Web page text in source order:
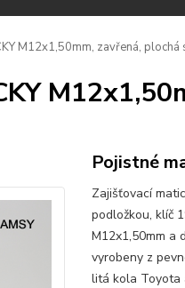
M12x1,50mm, zavřená,
Pojistné
Zajišťovací
podložkou, klíč
M12x1,50mm a
vyrobeny z
litá kola Toyota